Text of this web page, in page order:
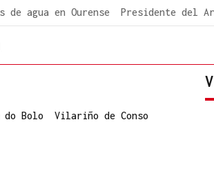
de agua en Ourense Presidente del
do Bolo Vilariño de Conso